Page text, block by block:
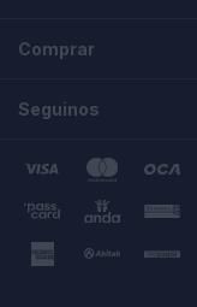
Comprar
Seguinos